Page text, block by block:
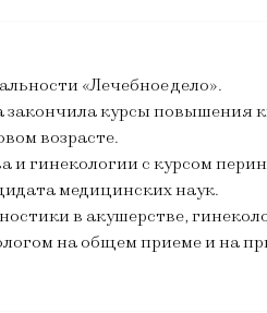
«Лечебное дело».
закончила курсы
возрасте.
гинекологии с курсом
медицинских наук.
в акушерстве,
на общем приеме и на